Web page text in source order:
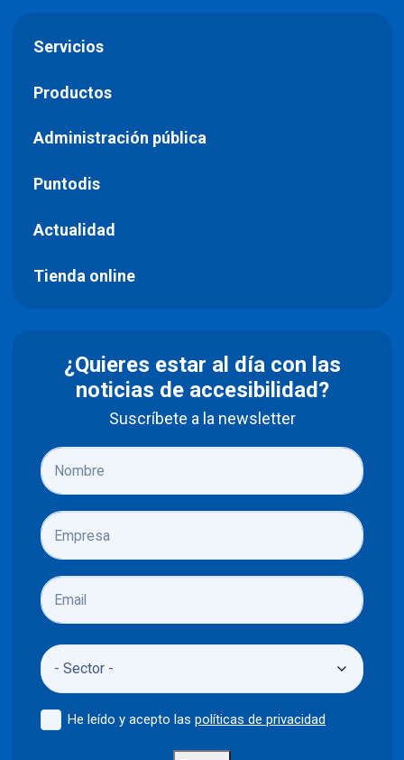
Servicios
Productos
Administración pública
Puntodis
Actualidad
Tienda online
¿Quieres estar al día con las
noticias de accesibilidad?
Suscríbete a la newsletter
He leído y acepto laspolíticas de privacidad